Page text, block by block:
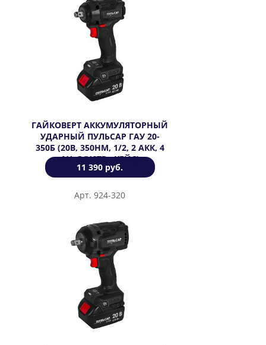
ГАЙКОВЕРТ АККУМУЛЯТОРНЫЙ
УДАРНЫЙ ПУЛЬСАР ГАУ 20-
350Б (20В, 350HМ, 1/2, 2 АКК, 4
АЧ, З/УСТР., КЕЙС)
11 390 руб.
Арт. 924-320